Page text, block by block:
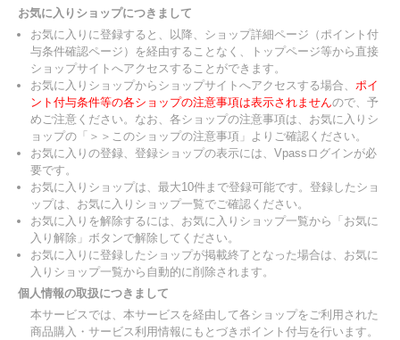
お気に入りショップにつきまして
お気に入りに登録すると、以降、ショップ詳細ページ（ポイント付
与条件確認ページ）を経由することなく、トップページ等から直接
ショップサイトへアクセスすることができます。
お気に入りショップからショップサイトへアクセスする場合、 ポイ
ント付与条件等の各ショップの注意事項は表示されませんので、予
めご注意ください。なお、各ショップの注意事項は、お気に入りシ
ョップの「＞＞このショップの注意事項」よりご確認ください。
お気に入りの登録、登録ショップの表示には、Vpassログインが必
要です。
お気に入りショップは、最大10件まで登録可能です。登録したショ
ップは、お気に入りショップ一覧でご確認ください。
お気に入りを解除するには、お気に入りショップ一覧から「お気に
入り解除」ボタンで解除してください。
お気に入りに登録したショップが掲載終了となった場合は、お気に
入りショップ一覧から自動的に削除されます。
個人情報の取扱につきまして
本サービスでは、本サービスを経由して各ショップをご利用された
商品購入・サービス利用情報にもとづきポイント付与を行います。